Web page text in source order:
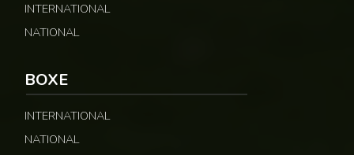
INTERNATIONAL
NATIONAL
BOXE
INTERNATIONAL
NATIONAL